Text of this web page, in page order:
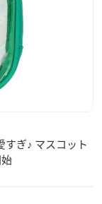
すぎ♪ マスコット